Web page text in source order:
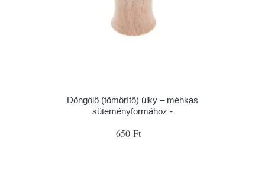
Döngölő (tömörítő) úlky – méhkas
süteményformához -
650 Ft